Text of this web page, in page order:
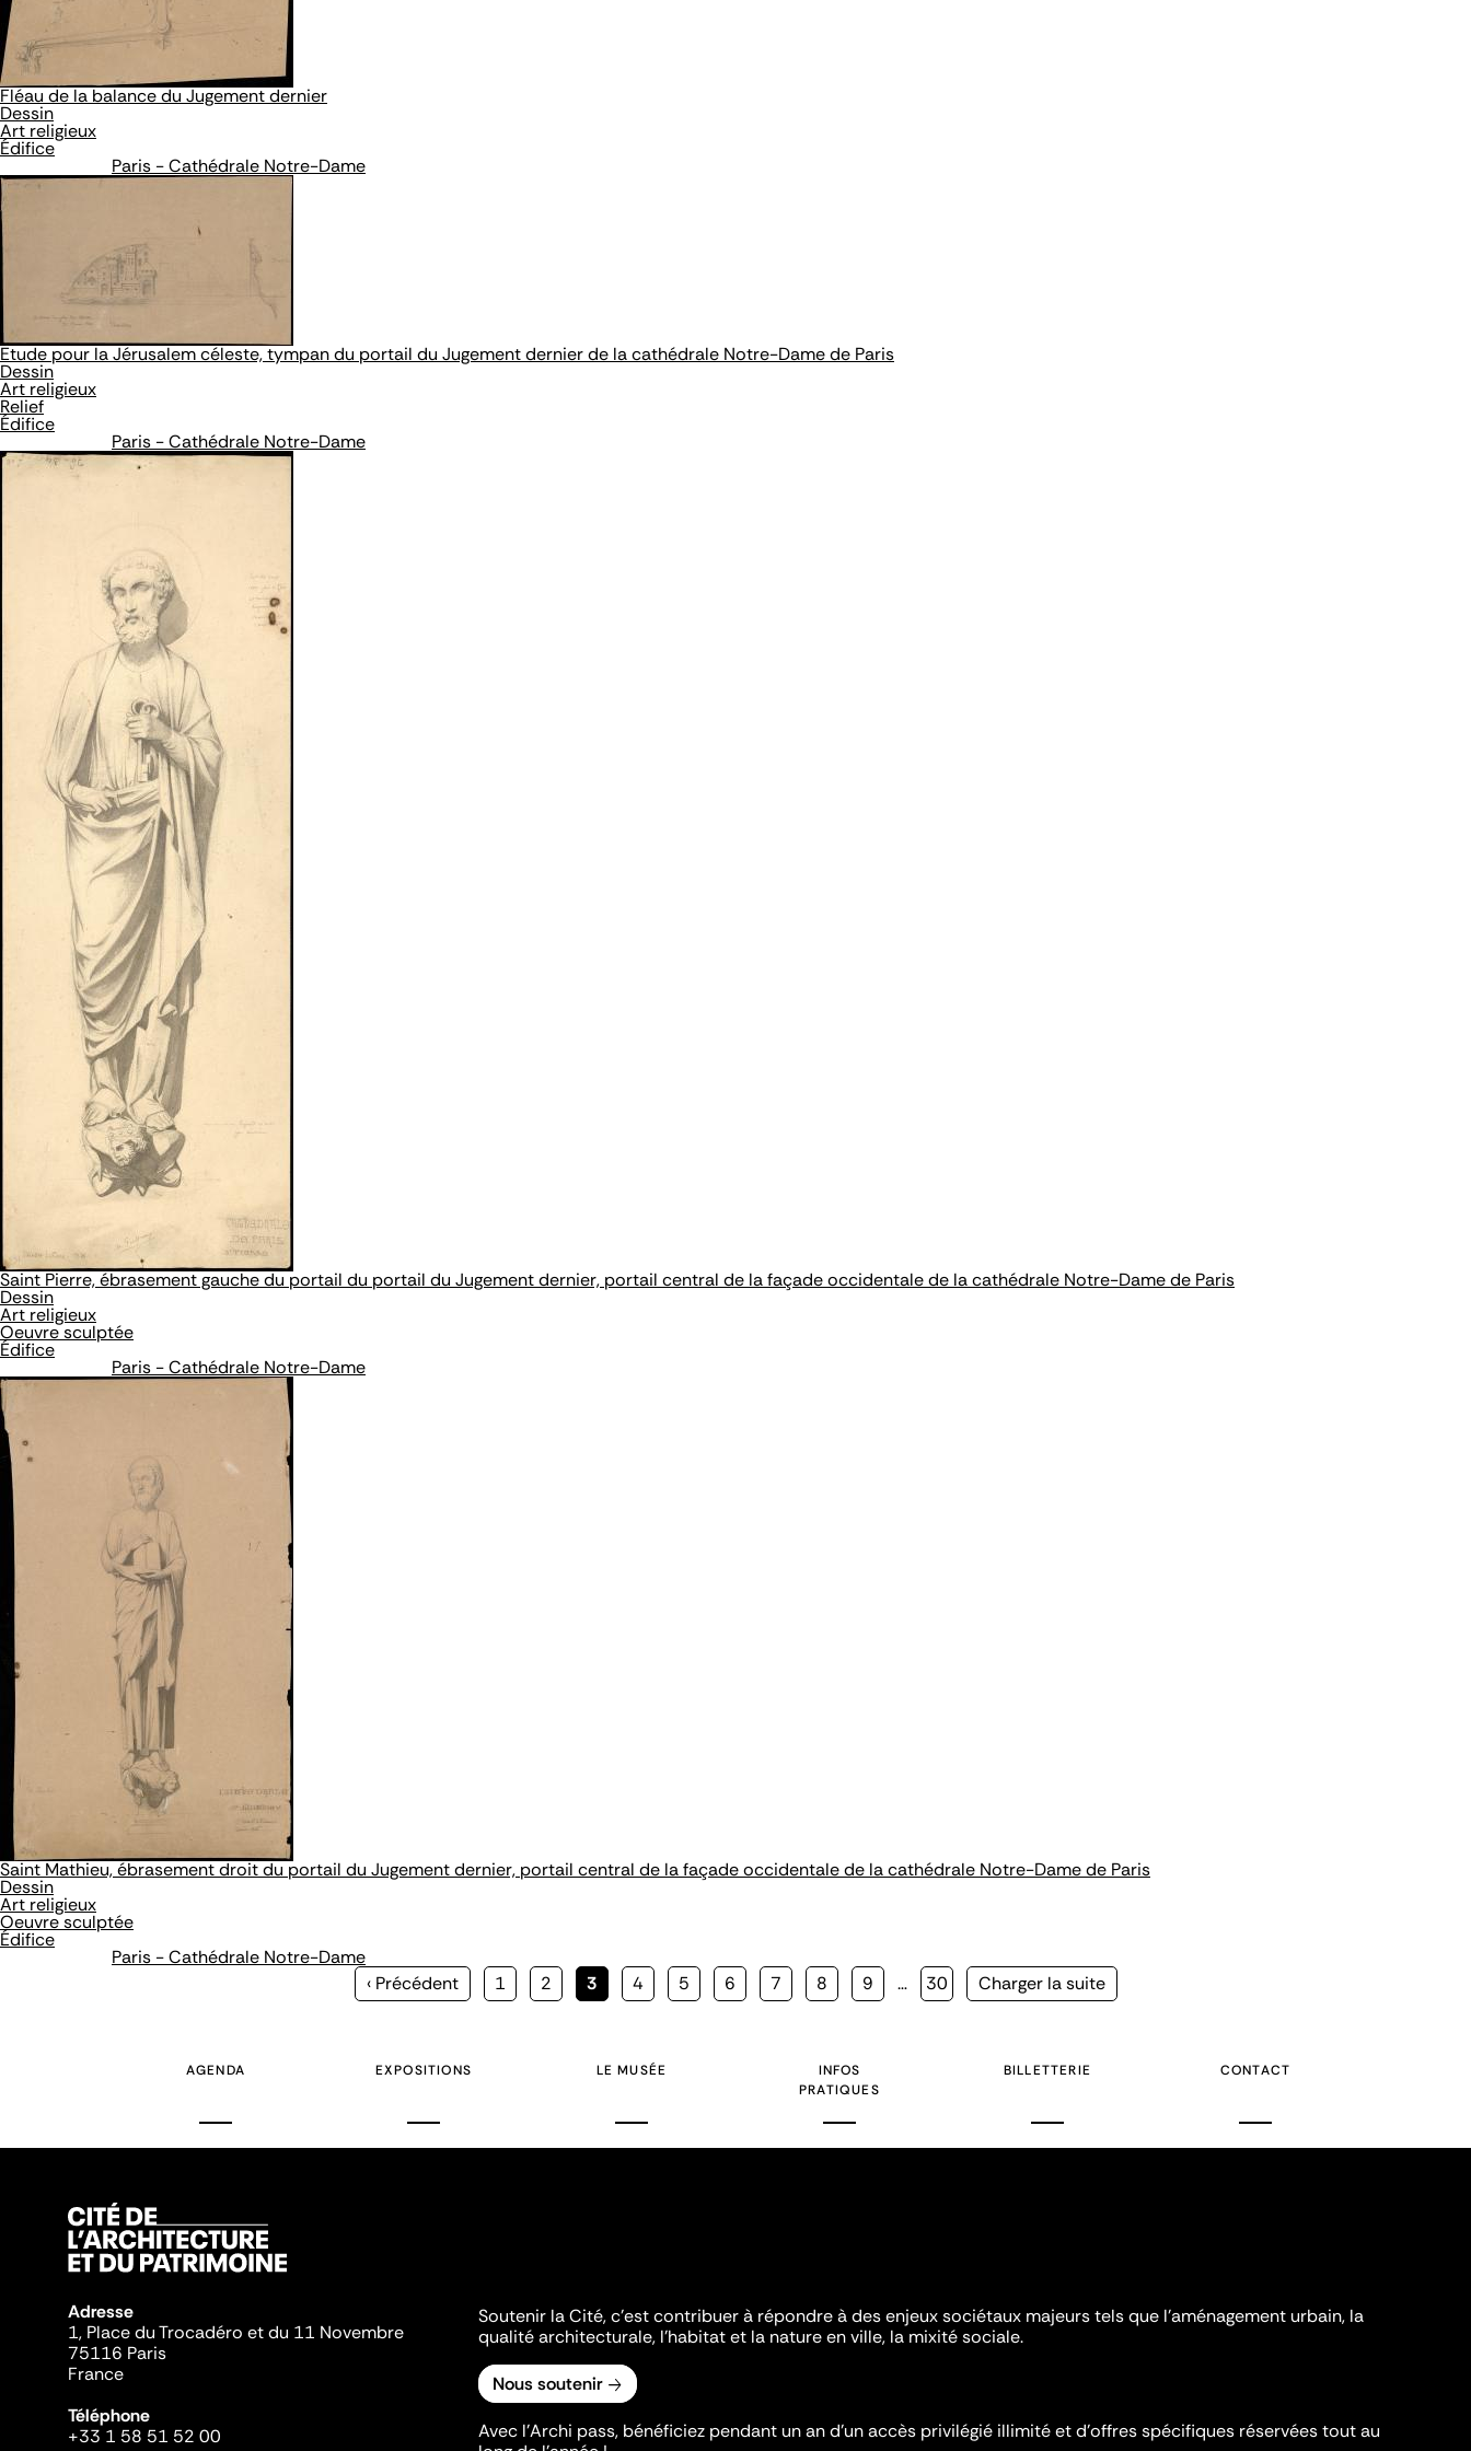
Fléau de la balance du Jugement dernier
Dessin
Art religieux
Édifice
Paris - Cathédrale Notre-Dame
Etude pour la Jérusalem céleste, tympan du portail du Jugement dernier de la cathédrale Notre-Dame de Paris
Dessin
Art religieux
Relief
Édifice
Paris - Cathédrale Notre-Dame
Saint Pierre, ébrasement gauche du portail du portail du Jugement dernier, portail central de la façade occidentale de la cathédrale Notre-Dame de Paris
Dessin
Art religieux
Oeuvre sculptée
Édifice
Paris - Cathédrale Notre-Dame
Saint Mathieu, ébrasement droit du portail du Jugement dernier, portail central de la façade occidentale de la cathédrale Notre-Dame de Paris
Dessin
Art religieux
Oeuvre sculptée
Édifice
Paris - Cathédrale Notre-Dame
Page
‹ Précédent Page
1 Page
2
Page
3 Page
4 Page
5 Page
6 Page
7 Page
8 Page
9 … Page
30
Page
Charger la suite
AGENDA EXPOSITIONS LE MUSÉE
INFOS
PRATIQUES
BILLETTERIE CONTACT
Adresse
1, Place du Trocadéro et du 11 Novembre
75116 Paris
France
Téléphone
+33 1 58 51 52 00
Soutenir la Cité, c'est contribuer à répondre à des enjeux sociétaux majeurs tels que l'aménagement urbain, la
qualité architecturale, l'habitat et la nature en ville, la mixité sociale.
Nous soutenir
Avec l’Archi pass, bénéficiez pendant un an d’un accès privilégié illimité et d’offres spécifiques réservées tout au